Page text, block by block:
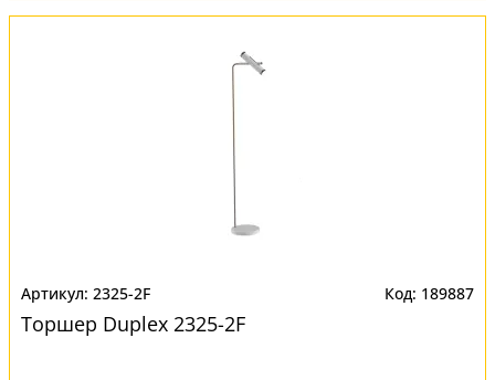
2325-2F 189887
Торшер Duplex 2325-2F